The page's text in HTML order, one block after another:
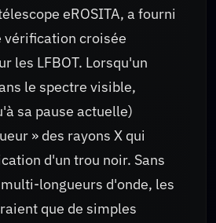
eROSITA, a fourni
vérification croisée
les LFBOT. Lorsqu'un
le spectre visible,
sa pause actuelle)
» des rayons X qui
d'un trou noir. Sans
longueurs d'onde, les
que de simples